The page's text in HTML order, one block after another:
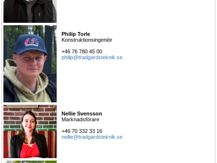
Philip Torle
Konstruktionsingeniör
+46 76 780 45 00
philip@tradgardsteknik.se
Nellie Svensson
Marknadsförare
+46 70 332 33 16
nellie@tradgardsteknik.se